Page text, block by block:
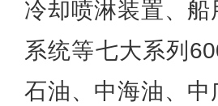
冷却喷淋装置、
系统等七大系列
石油、中海油、